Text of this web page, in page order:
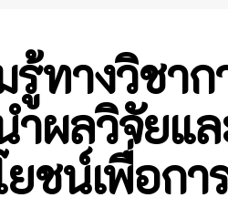
ทางวิชาก
ผลวิจัยแ
ชน์เพื่อก